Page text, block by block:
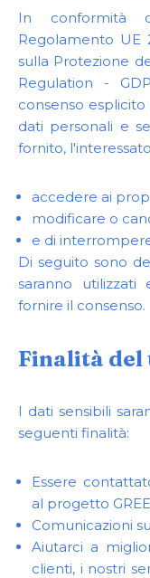
In conformità
Regolamento UE
sulla Protezione
Regulation -
consenso
dati personali e
fornito,
accedere ai
modificare o
e di
Di seguito sono
saranno utilizzati
fornire il consenso.
Finalità
I dati sensibili
seguenti finalità:
Essere
al progetto
Comunicazioni
Aiutarci a
clienti, i nostri